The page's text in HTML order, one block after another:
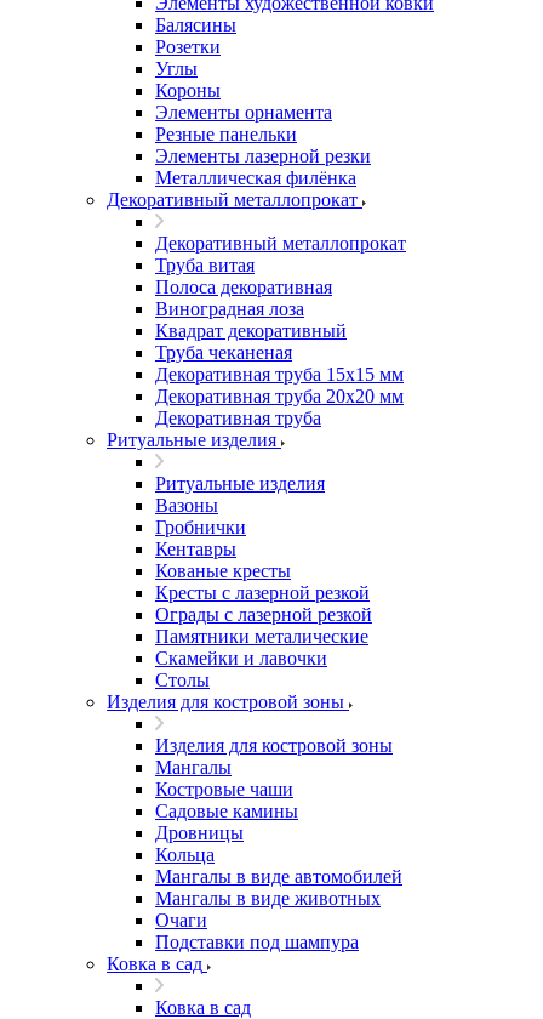
Балясины
Розетки
Углы
Короны
Элементы орнамента
Резные панельки
Элементы лазерной резки
Металлическая филёнка
Декоративный металлопрокат
Декоративный металлопрокат
Труба витая
Полоса декоративная
Виноградная лоза
Квадрат декоративный
Труба чеканеная
Декоративная труба 15х15 мм
Декоративная труба 20х20 мм
Декоративная труба
Ритуальные изделия
Ритуальные изделия
Вазоны
Гробнички
Кентавры
Кованые кресты
Кресты с лазерной резкой
Ограды с лазерной резкой
Памятники металические
Скамейки и лавочки
Столы
Изделия для костровой зоны
Изделия для костровой зоны
Мангалы
Костровые чаши
Садовые камины
Дровницы
Кольца
Мангалы в виде автомобилей
Мангалы в виде животных
Очаги
Подставки под шампура
Ковка в сад
Ковка в сад